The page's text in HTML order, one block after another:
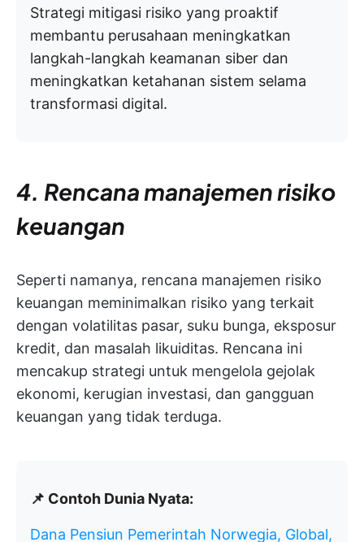
Strategi mitigasi risiko yang proaktif
membantu perusahaan meningkatkan
langkah-langkah keamanan siber dan
meningkatkan ketahanan sistem selama
transformasi digital.
4. Rencana manajemen risiko
keuangan
Seperti namanya, rencana manajemen risiko
keuangan meminimalkan risiko yang terkait
dengan volatilitas pasar, suku bunga, eksposur
kredit, dan masalah likuiditas. Rencana ini
mencakup strategi untuk mengelola gejolak
ekonomi, kerugian investasi, dan gangguan
keuangan yang tidak terduga.
📌 Contoh Dunia Nyata:
Dana Pensiun Pemerintah Norwegia, Global,